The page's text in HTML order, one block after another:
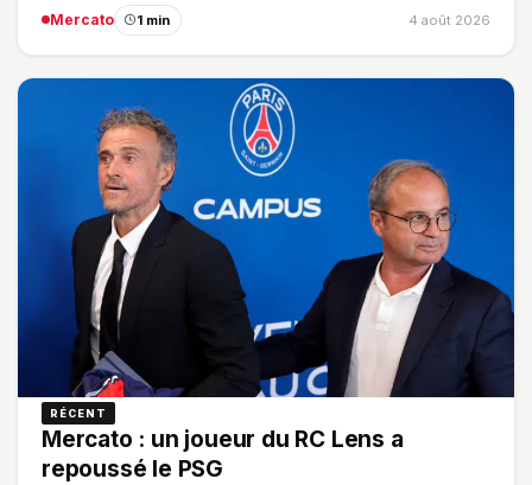
Mercato 1 min 4 août 2026
RÉCENT
Mercato : un joueur du RC Lens a
repoussé le PSG